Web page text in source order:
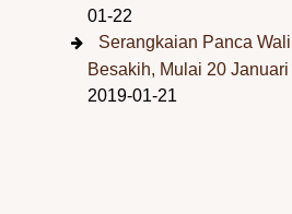
01-22
Serangkaian Panca
Besakih, Mulai 20
2019-01-21